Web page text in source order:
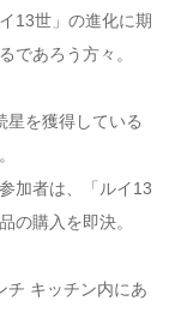
13世」の進化に期
であろう方々。
星を獲得している
加者は、「ルイ13
の購入を即決。
チ キッチン内にあ